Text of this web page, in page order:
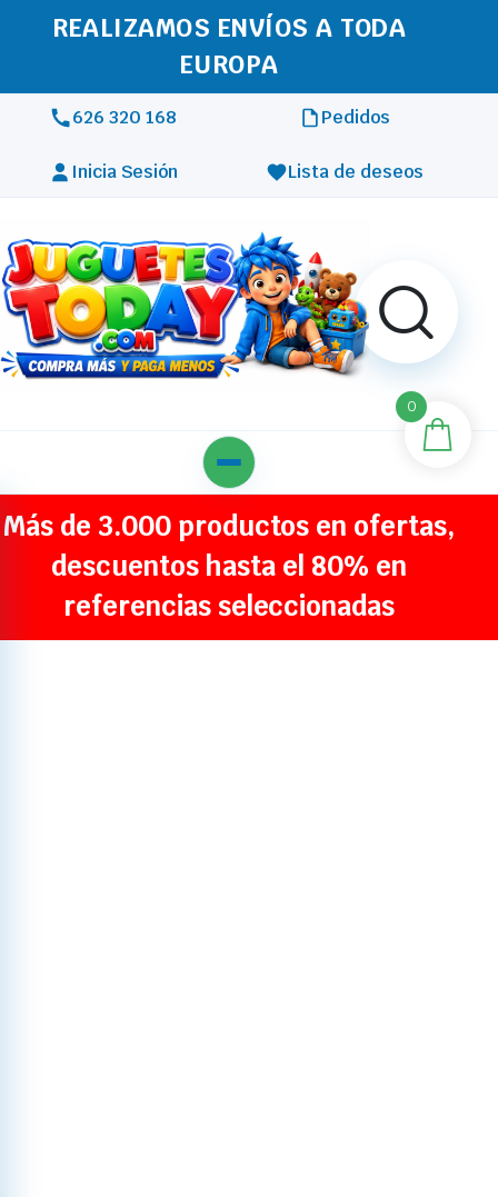
REALIZAMOS ENVÍOS A TODA
EUROPA
626 320 168 Pedidos
Inicia Sesión Lista de deseos
Más de 3.000 productos en ofertas,
descuentos hasta el 80% en
referencias seleccionadas
0